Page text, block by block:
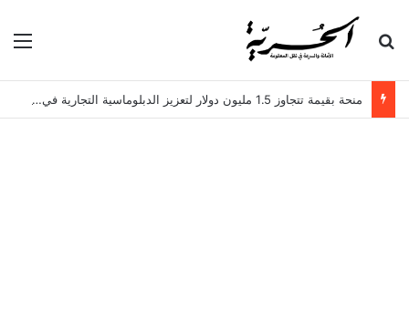
بحث عن
منحة بقيمة تتجاوز 1.5 مليون دولار لتعزيز الدبلوماسية التجارية في تونس!